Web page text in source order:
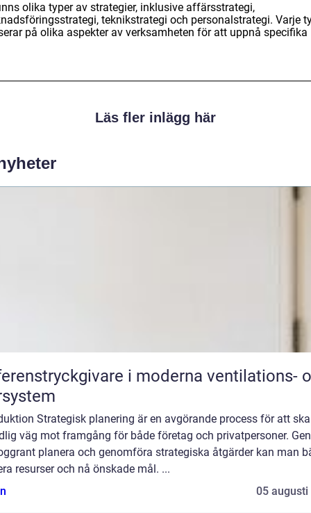
olika typer av strategier, inklusive affärsstrategi,
teknikstrategi och personalstrategi. Varje
på olika aspekter av verksamheten för att uppnå specifika
Läs fler inlägg här
i moderna ventilations-
Strategisk planering är en avgörande process för att
väg mot framgång för både företag och privatpersoner.
planera och genomföra strategiska åtgärder kan man
resurser och nå önskade mål. ...
05 augusti